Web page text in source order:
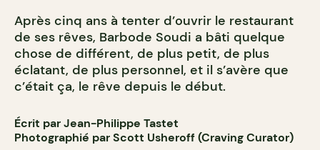
Après cinq ans à tenter d’ouvrir le restaurant
de ses rêves, Barbode Soudi a bâti quelque
chose de différent, de plus petit, de plus
éclatant, de plus personnel, et il s’avère que
c’était ça, le rêve depuis le début.
Écrit par Jean-Philippe Tastet
Photographié par Scott Usheroff (Craving Curator)